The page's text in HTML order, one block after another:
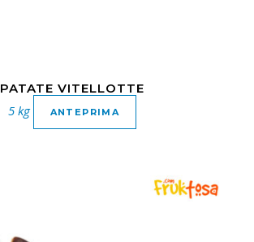
PATATE VITELLOTTE
5 kg ANTEPRIMA